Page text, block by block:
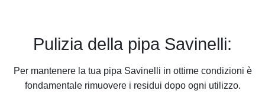
Pulizia della pipa Savinelli:
Per mantenere la tua pipa Savinelli in ottime condizioni è
fondamentale rimuovere i residui dopo ogni utilizzo.